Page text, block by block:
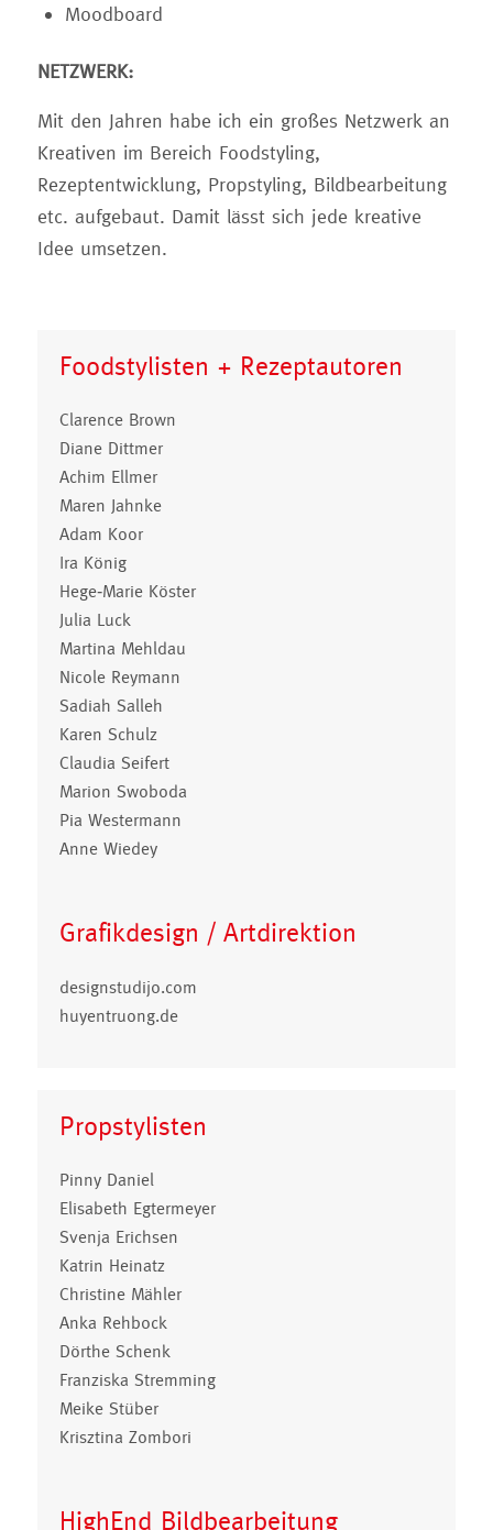
Moodboard
NETZWERK:
Mit den Jahren habe ich ein großes Netzwerk an
Kreativen im Bereich Foodstyling,
Rezeptentwicklung, Propstyling, Bildbearbeitung
etc. aufgebaut. Damit lässt sich jede kreative
Idee umsetzen.
Foodstylisten + Rezeptautoren
Clarence Brown
Diane Dittmer
Achim Ellmer
Maren Jahnke
Adam Koor
Ira König
Hege-Marie Köster
Julia Luck
Martina Mehldau
Nicole Reymann
Sadiah Salleh
Karen Schulz
Claudia Seifert
Marion Swoboda
Pia Westermann
Anne Wiedey
Grafikdesign / Artdirektion
designstudijo.com
huyentruong.de
Propstylisten
Pinny Daniel
Elisabeth Egtermeyer
Svenja Erichsen
Katrin Heinatz
Christine Mähler
Anka Rehbock
Dörthe Schenk
Franziska Stremming
Meike Stüber
Krisztina Zombori
HighEnd Bildbearbeitung